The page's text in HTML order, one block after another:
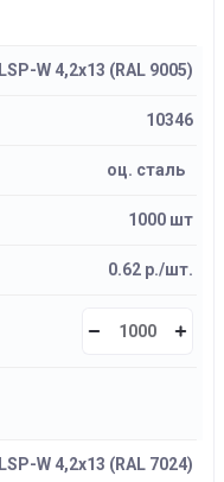
LSP-W 4,2х13 (RAL 9005)
10346
оц. сталь
1000 шт
0.62 р./шт.
LSP-W 4,2х13 (RAL 7024)